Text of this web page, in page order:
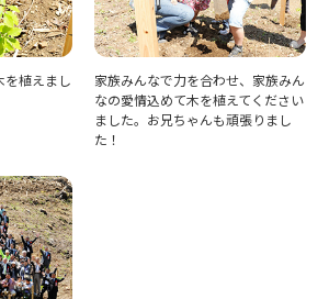
を植えまし
家族みんなで力を合わせ、家族みん
なの愛情込めて木を植えてください
ました。お兄ちゃんも頑張りまし
た！